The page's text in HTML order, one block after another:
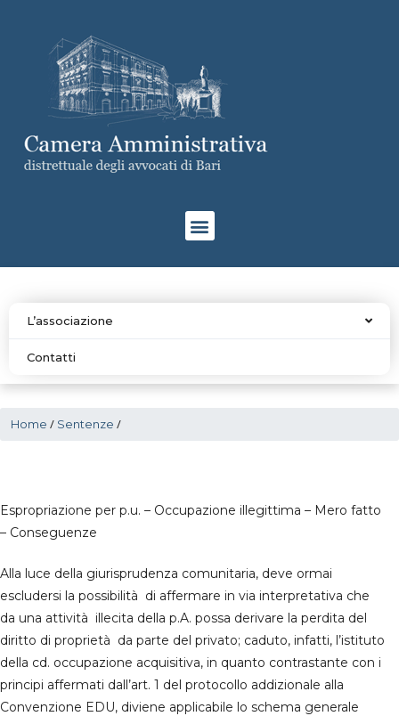
L’associazione
Contatti
Home / Sentenze /
Espropriazione per p.u. – Occupazione illegittima – Mero fatto
– Conseguenze
Alla luce della giurisprudenza comunitaria, deve ormai
escludersi la possibilità di affermare in via interpretativa che
da una attività illecita della p.A. possa derivare la perdita del
diritto di proprietà da parte del privato; caduto, infatti, l’istituto
della cd. occupazione acquisitiva, in quanto contrastante con i
principi affermati dall’art. 1 del protocollo addizionale alla
Convenzione EDU, diviene applicabile lo schema generale